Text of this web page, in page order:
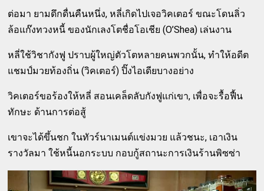
ต่อมา ยามดึกดื่นคืนหนึ่ง, หลี่เกิดไปเจอวิคเตอร์ ขณะโดนลิ่ว
ล้อแก๊งทวงหนี้ ของนักเลงโตชื่อโอเชีย (O’Shea) เล่นงาน
หลี่ใช้วิชากังฟู ปราบผู้ใหญ่ตัวโตหลายคนพวกนั้น, ทำให้อดีต
แชมป์มวยท้องถิ่น (วิคเตอร์) ปิ๊งไอเดียบางอย่าง
วิคเตอร์ขอร้องให้หลี่ สอนเคล็ดลับกังฟูแก่เขา, เพื่อจะรื้อฟื้น
ทักษะ ด้านการต่อสู้
เขาจะได้ขึ้นชก ในทัวร์นาเมนต์แข่งมวย แล้วชนะ, เอาเงิน
รางวัลมา ใช้หนี้นอกระบบ กอบกู้สถานะการเงินร้านพิซซ่า